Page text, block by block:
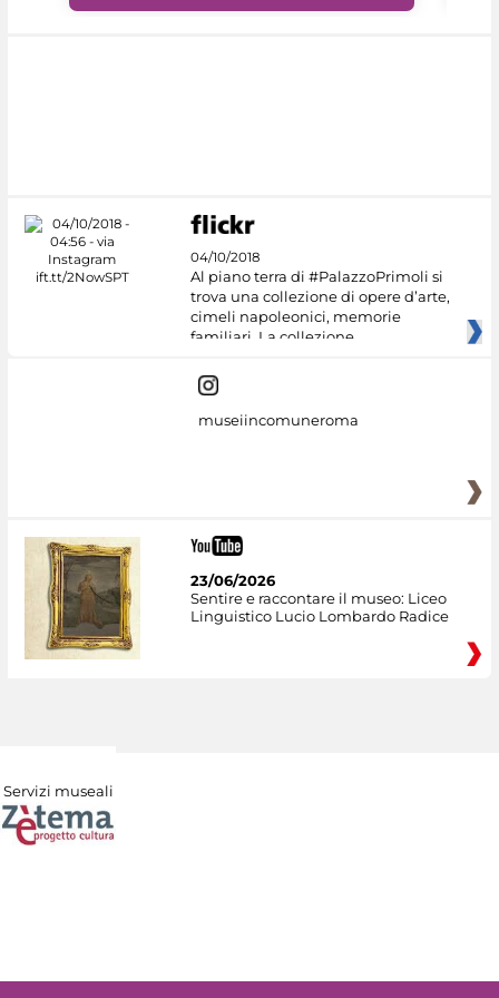
04/10/2018
Al piano terra di #PalazzoPrimoli si
trova una collezione di opere d’arte,
cimeli napoleonici, memorie
familiari. La collezione
museiincomuneroma
23/06/2026
Sentire e raccontare il museo: Liceo
Linguistico Lucio Lombardo Radice
Servizi museali